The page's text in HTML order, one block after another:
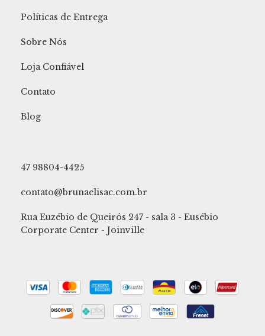
Políticas de Entrega
Sobre Nós
Loja Confiável
Contato
Blog
47 98804-4425
contato@brunaelisac.com.br
Rua Euzébio de Queirós 247 - sala 3 - Eusébio
Corporate Center - Joinville